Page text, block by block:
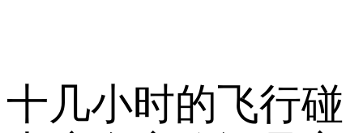
十几小时的飞行碰